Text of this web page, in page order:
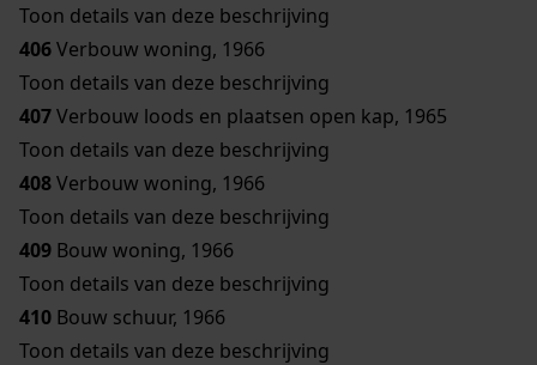
Toon details van deze beschrijving
406Verbouw woning, 1966
Toon details van deze beschrijving
407Verbouw loods en plaatsen open kap, 1965
Toon details van deze beschrijving
408Verbouw woning, 1966
Toon details van deze beschrijving
409 Bouw woning, 1966
Toon details van deze beschrijving
410 Bouw schuur, 1966
Toon details van deze beschrijving